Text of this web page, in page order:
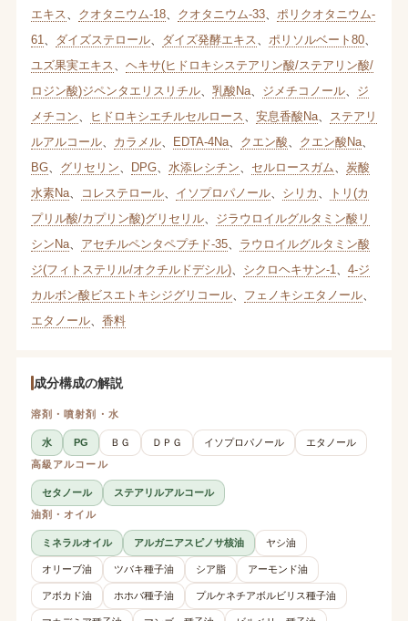
エキス
クオタニウム-18、 クオタニウム-33、 ポリクオタニウム-
61
ダイズステロール、 ダイズ発酵エキス ポリソルベート80、
ユズ果実エキス
ヘキサ(ヒドロキシステアリン酸/ステアリン酸/
ロジン酸)ジペンタエリスリチル、 乳酸Na、 ジメチコノール、 ジ
メチコン
ヒドロキシエチルセルロース 安息香酸Na、
ステアリ
ルアルコール、 カラメル、 EDTA-4Na、 クエン酸 クエン酸Na、
BG、 グリセリン DPG、 水添レシチン セルロースガム
炭酸
水素Na、 コレステロール、 イソプロパノール、 シリカ
トリ(カ
プリル酸/カプリン酸)グリセリル、 ジラウロイルグルタミン酸リ
シンNa、 アセチルペンタペプチド-35、 ラウロイルグルタミン酸
ジ(フィトステリル/オクチルドデシル)、 シクロヘキサン-1
4-ジ
カルボン酸ビスエトキシジグリコール、 フェノキシエタノール、
エタノール、 香料
成分構成の解説
溶剤・噴射剤・水
水 PG ＢＧ ＤＰＧ イソプロパノール
エタノール
高級アルコール
セタノール
ステアリルアルコール
油剤・オイル
ミネラルオイル アルガニアスピノサ核油 ヤシ油
オリーブ油 ツバキ種子油 シア脂 アーモンド油
アボカド油 ホホバ種子油 プルケネチアボルビリス種子油